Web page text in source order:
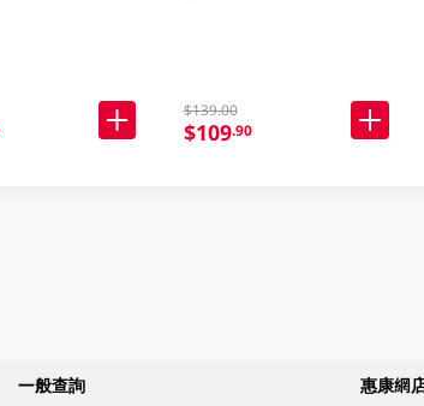
$139.00
$109.90
一般查詢
惠康網